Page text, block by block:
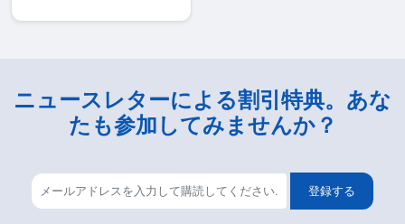
ニュースレターによる割引特典。あな
たも参加してみませんか？
登録する